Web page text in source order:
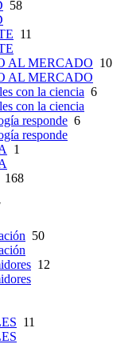
58
11
AL MERCADO 10
AL MERCADO
con la ciencia 6
con la ciencia
responde 6
responde
1
168
50
12
11